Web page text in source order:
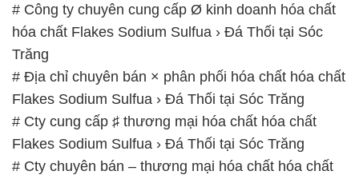
# Công ty chuyên cung cấp Ø kinh doanh hóa chất
hóa chất Flakes Sodium Sulfua › Đá Thối tại Sóc
Trăng
# Địa chỉ chuyên bán × phân phối hóa chất hóa chất
Flakes Sodium Sulfua › Đá Thối tại Sóc Trăng
# Cty cung cấp ♯ thương mại hóa chất hóa chất
Flakes Sodium Sulfua › Đá Thối tại Sóc Trăng
# Cty chuyên bán – thương mại hóa chất hóa chất